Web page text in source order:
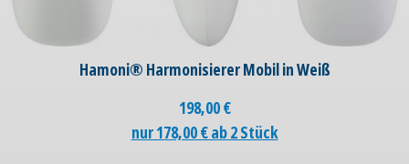
Hamoni® Harmonisierer Mobil in Weiß
198,00€
nur 178,00 € ab 2 Stück